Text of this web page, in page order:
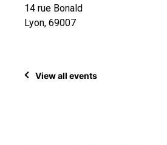
14 rue Bonald
Lyon, 69007
View all events